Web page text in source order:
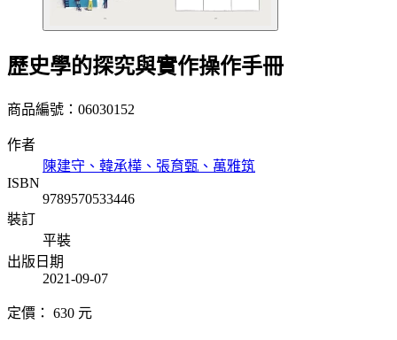
歷史學的探究與實作操作手冊
商品編號：06030152
作者
陳建守、韓承樺、張育甄、萬雅筑
ISBN
9789570533446
裝訂
平裝
出版日期
2021-09-07
定價： 630 元